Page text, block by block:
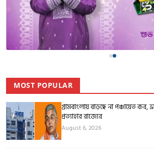
MOST POPULAR
গ্রামবাংলায় বাড়ছে না পঞ্চায়েত কর,
প্রত্যাহার রাজ্যের
August 6, 2026